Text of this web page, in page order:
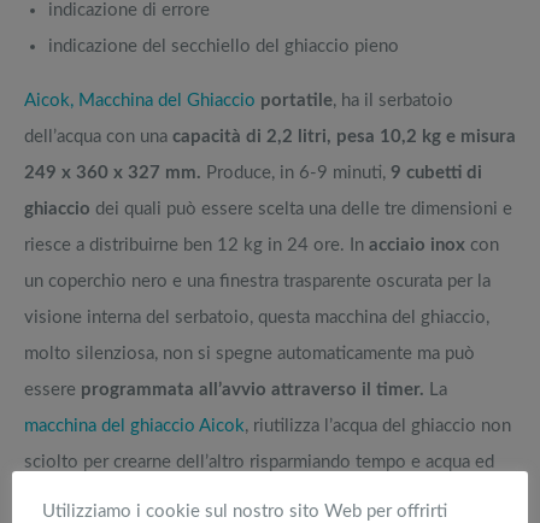
indicazione di errore
indicazione del secchiello del ghiaccio pieno
Aicok, Macchina del Ghiaccio portatile, ha il serbatoio
dell’acqua con una capacità di 2,2 litri, pesa 10,2 kg e misura
249 x 360 x 327 mm. Produce, in 6-9 minuti, 9 cubetti di
ghiaccio dei quali può essere scelta una delle tre dimensioni e
riesce a distribuirne ben 12 kg in 24 ore. In acciaio inox con
un coperchio nero e una finestra trasparente oscurata per la
visione interna del serbatoio, questa macchina del ghiaccio,
molto silenziosa, non si spegne automaticamente ma può
essere programmata all’avvio attraverso il timer. La
macchina del ghiaccio Aicok, riutilizza l’acqua del ghiaccio non
sciolto per crearne dell’altro risparmiando tempo e acqua ed
ha uno scarico sulla parte posteriore da utilizzare alla fine,
Utilizziamo i cookie sul nostro sito Web per offrirti